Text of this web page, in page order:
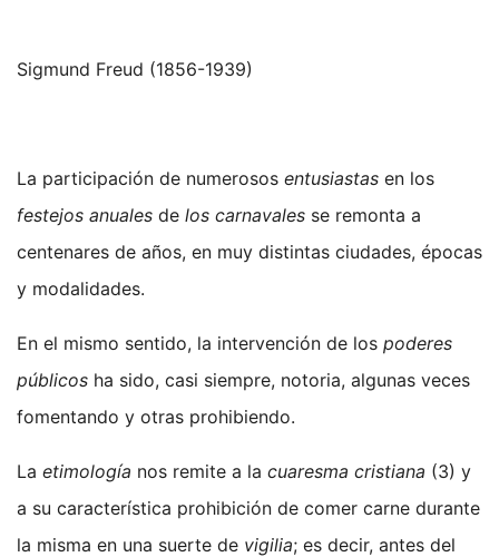
Sigmund Freud (1856-1939)
La participación de numerosos entusiastas en los
festejos anuales de los carnavales se remonta a
centenares de años, en muy distintas ciudades, épocas
y modalidades.
En el mismo sentido, la intervención de los poderes
públicos ha sido, casi siempre, notoria, algunas veces
fomentando y otras prohibiendo.
La etimología nos remite a la cuaresma cristiana (3) y
a su característica prohibición de comer carne durante
la misma en una suerte de vigilia; es decir, antes del